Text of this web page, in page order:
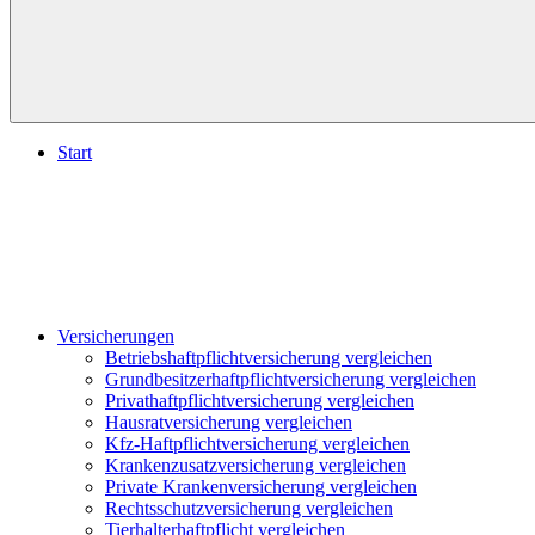
Start
Versicherungen
Betriebshaftpflichtversicherung vergleichen
Grundbesitzerhaftpflichtversicherung vergleichen
Privathaftpflichtversicherung vergleichen
Hausratversicherung vergleichen
Kfz-Haftpflichtversicherung vergleichen
Krankenzusatzversicherung vergleichen
Private Krankenversicherung vergleichen
Rechtsschutzversicherung vergleichen
Tierhalterhaftpflicht vergleichen